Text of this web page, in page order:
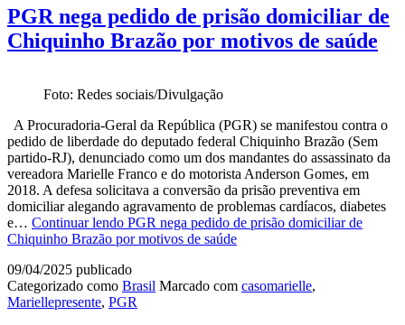
PGR nega pedido de prisão domiciliar de
Chiquinho Brazão por motivos de saúde
Foto: Redes sociais/Divulgação
A Procuradoria-Geral da República (PGR) se manifestou contra o
pedido de liberdade do deputado federal Chiquinho Brazão (Sem
partido-RJ), denunciado como um dos mandantes do assassinato da
vereadora Marielle Franco e do motorista Anderson Gomes, em
2018. A defesa solicitava a conversão da prisão preventiva em
domiciliar alegando agravamento de problemas cardíacos, diabetes
e… Continuar lendo PGR nega pedido de prisão domiciliar de
Chiquinho Brazão por motivos de saúde
09/04/2025 publicado
Categorizado como Brasil Marcado com casomarielle,
Mariellepresente, PGR